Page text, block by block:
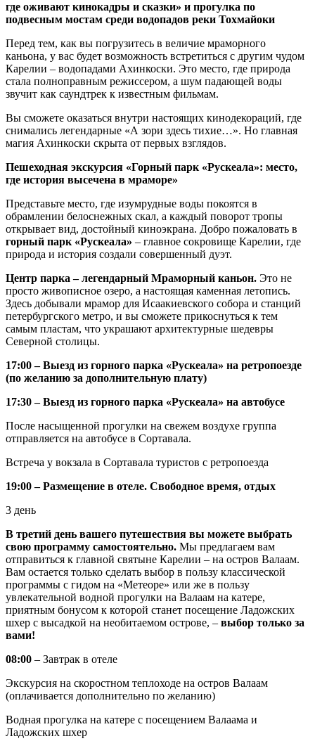
где оживают кинокадры и сказки» и прогулка по
подвесным мостам среди водопадов реки Тохмайоки
Перед тем, как вы погрузитесь в величие мраморного
каньона, у вас будет возможность встретиться с другим чудом
Карелии – водопадами Ахинкоски. Это место, где природа
стала полноправным режиссером, а шум падающей воды
звучит как саундтрек к известным фильмам.
Вы сможете оказаться внутри настоящих кинодекораций, где
снимались легендарные «А зори здесь тихие…». Но главная
магия Ахинкоски скрыта от первых взглядов.
Пешеходная экскурсия «Горный парк «Рускеала»: место,
где история высечена в мраморе»
Представьте место, где изумрудные воды покоятся в
обрамлении белоснежных скал, а каждый поворот тропы
открывает вид, достойный киноэкрана. Добро пожаловать в
горный парк «Рускеала» – главное сокровище Карелии, где
природа и история создали совершенный дуэт.
Центр парка – легендарный Мраморный каньон. Это не
просто живописное озеро, а настоящая каменная летопись.
Здесь добывали мрамор для Исаакиевского собора и станций
петербургского метро, и вы сможете прикоснуться к тем
самым пластам, что украшают архитектурные шедевры
Северной столицы.
17:00 – Выезд из горного парка «Рускеала» на ретропоезде
(по желанию за дополнительную плату)
17:30 – Выезд из горного парка «Рускеала» на автобусе
После насыщенной прогулки на свежем воздухе группа
отправляется на автобусе в Сортавала.
Встреча у вокзала в Сортавала туристов с ретропоезда
19:00 – Размещение в отеле. Свободное время, отдых
3 день
В третий день вашего путешествия вы можете выбрать
свою программу самостоятельно. Мы предлагаем вам
отправиться к главной святыне Карелии – на остров Валаам.
Вам остается только сделать выбор в пользу классической
программы с гидом на «Метеоре» или же в пользу
увлекательной водной прогулки на Валаам на катере,
приятным бонусом к которой станет посещение Ладожских
шхер с высадкой на необитаемом острове, – выбор только за
вами!
08:00 – Завтрак в отеле
Экскурсия на скоростном теплоходе на остров Валаам
(оплачивается дополнительно по желанию)
Водная прогулка на катере с посещением Валаама и
Ладожских шхер